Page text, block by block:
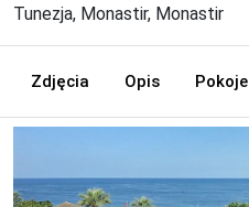
Tunezja, Monastir, Monastir
Zdjęcia Opis Pokoje